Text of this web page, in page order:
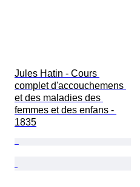
Jules Hatin - Cours
complet d'accouchemens
et des maladies des
femmes et des enfans -
1835